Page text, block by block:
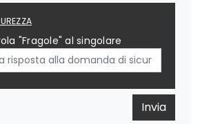
"Fragole" al singolare
Invia